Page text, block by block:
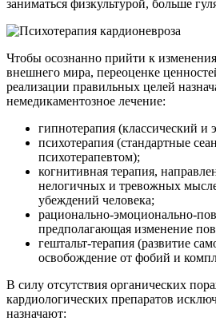
заниматься физкультурой, больше
Чтобы осознанно прийти к
внешнего мира, переоценке
реализации правильных целей
немедикаментозное лечение:
гипнотерапия (классический и
психотерапия (стандартные
психотерапевтом);
когнитивная терапия,
нелогичных и тревожных
убеждений человека;
рационально-эмоционально-
предполагающая изменение
гештальт-терапия (развитие
освобождение от фобий и
В силу отсутствия органических
кардиологических препаратов
назначают: